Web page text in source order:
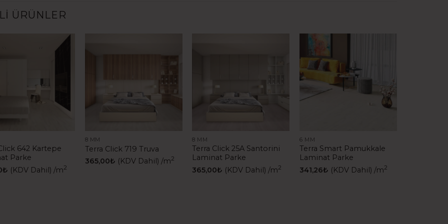
ÜRÜNLER
642 Kartepe
Parke
₺ (KDV Dahil) /m2
8 MM
Terra Click 719 Truva
365,00₺ (KDV Dahil) /m2
8 MM
Terra Click 25A Santorini
Laminat Parke
365,00₺ (KDV Dahil) /m2
6 MM
Terra Smart Pamukkale
Laminat Parke
341,26₺ (KDV Dahil) /m2